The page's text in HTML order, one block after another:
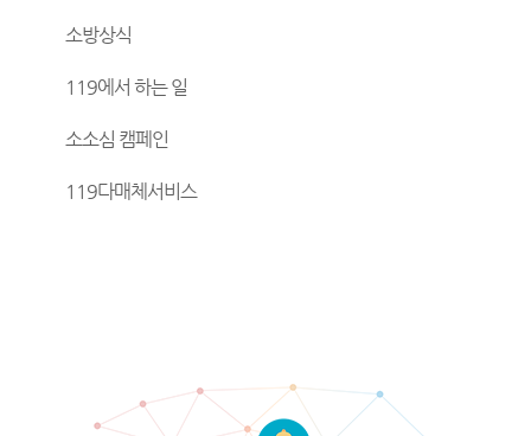
소방상식
119에서 하는 일
소소심 캠페인
119다매체서비스